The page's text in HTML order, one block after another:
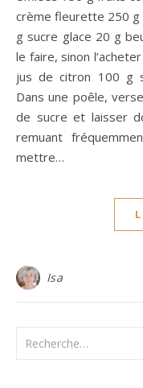
crème fleurette 250 g
g sucre glace 20 g
le faire, sinon
jus de citron 100 g
Dans une poêle,
de sucre et laisser
remuant
mettre…
Isa